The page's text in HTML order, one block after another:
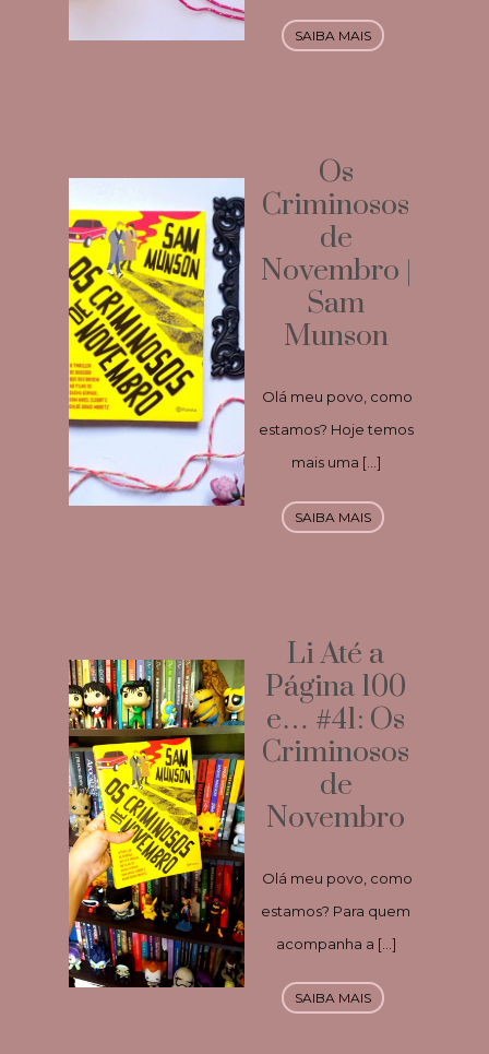
SAIBA MAIS
Os
Criminosos
de
Novembro |
Sam
Munson
Olá meu povo, como
estamos? Hoje temos
mais uma […]
SAIBA MAIS
Li Até a
Página 100
e… #41: Os
Criminosos
de
Novembro
Olá meu povo, como
estamos? Para quem
acompanha a […]
SAIBA MAIS